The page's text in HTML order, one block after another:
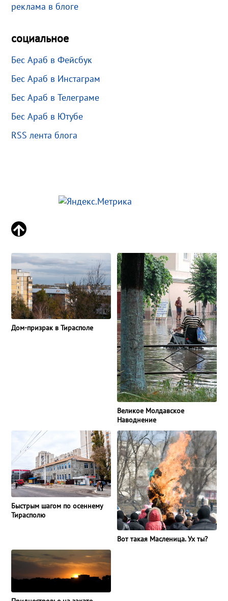
реклама в блоге
социальное
Бес Араб в Фейсбук
Бес Араб в Инстаграм
Бес Араб в Телеграме
Бес Араб в Ютубе
RSS лента блога
Дом-призрак в Тирасполе
Великое Молдавское
Наводнение
Быстрым шагом по осеннему
Тирасполю
Вот такая Масленица. Ух ты?